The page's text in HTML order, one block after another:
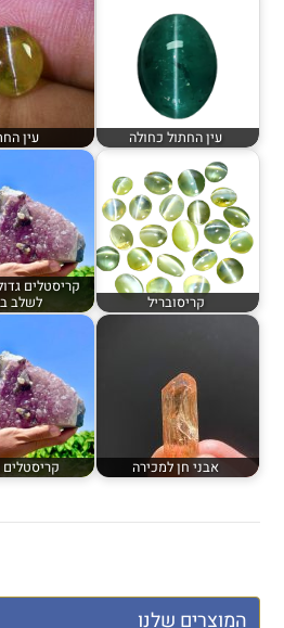
עין החתול כחולה עין
קריסובריל
קריסטלים
לשלב
אבני חן למכירה קריסטלים